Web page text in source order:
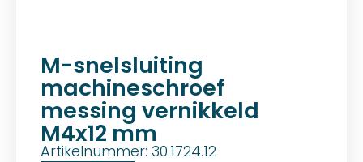
M-snelsluiting
machineschroef
messing vernikkeld
M4x12 mm
Artikelnummer: 30.1724.12